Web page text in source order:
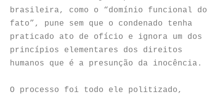
brasileira, como o “domínio funcional do
fato”, pune sem que o condenado tenha
praticado ato de ofício e ignora um dos
princípios elementares dos direitos
humanos que é a presunção da inocência.
O processo foi todo ele politizado,